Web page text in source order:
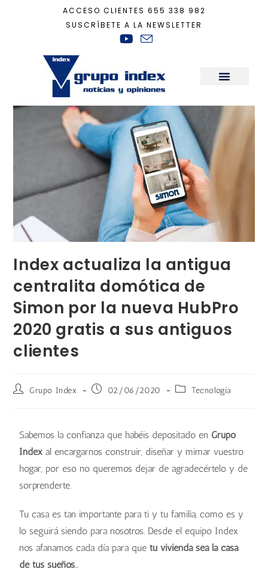
ACCESO CLIENTES 655 338 982
SUSCRÍBETE A LA NEWSLETTER
Tecnología
Index actualiza la antigua
centralita domótica de
Simon por la nueva HubPro
2020 gratis a sus antiguos
clientes
Grupo Index 02/06/2020 Tecnología
Sabemos la confianza que habéis depositado en Grupo
Index al encargarnos construir, diseñar y mimar vuestro
hogar, por eso no queremos dejar de agradecértelo y de
sorprenderte.
Tu casa es tan importante para ti y tu familia, como es y
lo seguirá siendo para nosotros. Desde el equipo Index
nos afanamos cada día para quetu vivienda sea la casa
de tus sueños…